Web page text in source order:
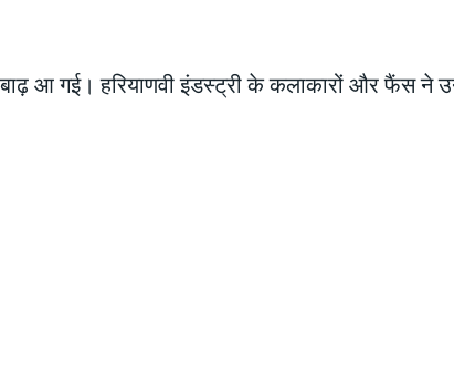
आ गई। हरियाणवी इंडस्ट्री के कलाकारों और फैंस ने